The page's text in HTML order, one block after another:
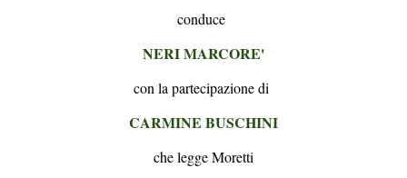
conduce
NERI MARCORE'
con la partecipazione di
CARMINE BUSCHINI
che legge Moretti